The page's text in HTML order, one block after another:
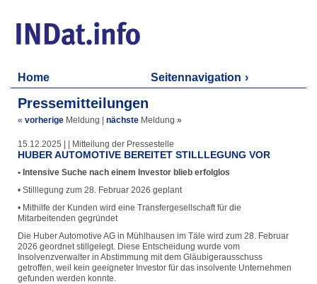
Home Seitennavigation
Pressemitteilungen
« vorherige Meldung nächste Meldung »
15.12.2025 | | Mitteilung der Pressestelle
HUBER AUTOMOTIVE BEREITET STILLLEGUNG VOR
• Intensive Suche nach einem Investor blieb erfolglos
• Stilllegung zum 28. Februar 2026 geplant
• Mithilfe der Kunden wird eine Transfergesellschaft für die
Mitarbeitenden gegründet
Die Huber Automotive AG in Mühlhausen im Täle wird zum 28. Februar
2026 geordnet stillgelegt. Diese Entscheidung wurde vom
Insolvenzverwalter in Abstimmung mit dem Gläubigerausschuss
getroffen, weil kein geeigneter Investor für das insolvente Unternehmen
gefunden werden konnte.